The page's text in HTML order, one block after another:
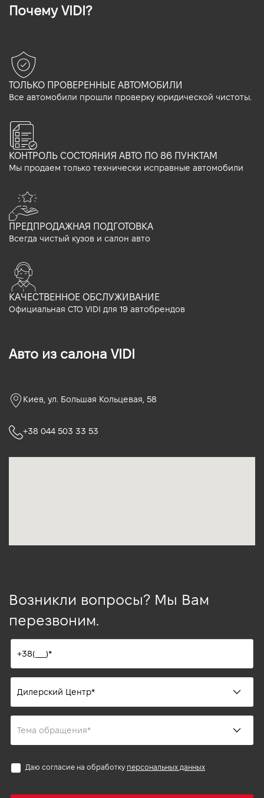
Почему VIDI?
ТОЛЬКО ПРОВЕРЕННЫЕ АВТОМОБИЛИ
Все автомобили прошли проверку юридической чистоты.
КОНТРОЛЬ СОСТОЯНИЯ АВТО ПО 86 ПУНКТАМ
Мы продаем только технически исправные автомобили
ПРЕДПРОДАЖНАЯ ПОДГОТОВКА
Всегда чистый кузов и салон авто
КАЧЕСТВЕННОЕ ОБСЛУЖИВАНИЕ
Официальная СТО VIDI для 19 автобрендов
Авто из салона VIDI
Киев, ул. Большая Кольцевая, 58
+38 044 503 33 53
Возникли вопросы? Мы Вам
перезвоним.
Даю согласие на обработку персональных данных